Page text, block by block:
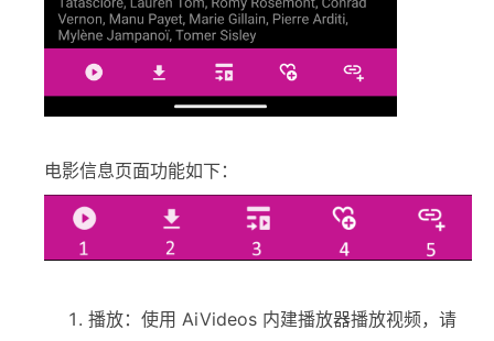
电影信息页面功能如下：
播放：使用 AiVideos 内建播放器播放视频，请